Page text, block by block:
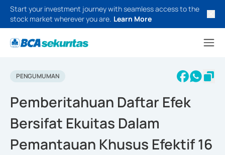
Start your investment journey with seamless access to the
stock market wherever you are. Learn More
PENGUMUMAN
Pemberitahuan Daftar Efek
Bersifat Ekuitas Dalam
Pemantauan Khusus Efektif 16